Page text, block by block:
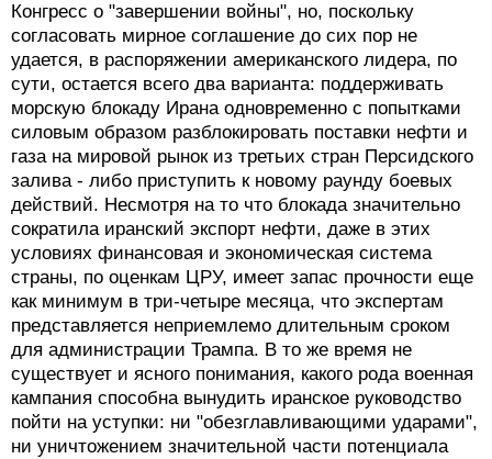
Конгресс о "завершении войны", но, поскольку
согласовать мирное соглашение до сих пор не
удается, в распоряжении американского лидера, по
сути, остается всего два варианта: поддерживать
морскую блокаду Ирана одновременно с попытками
силовым образом разблокировать поставки нефти и
газа на мировой рынок из третьих стран Персидского
залива - либо приступить к новому раунду боевых
действий. Несмотря на то что блокада значительно
сократила иранский экспорт нефти, даже в этих
условиях финансовая и экономическая система
страны, по оценкам ЦРУ, имеет запас прочности еще
как минимум в три-четыре месяца, что экспертам
представляется неприемлемо длительным сроком
для администрации Трампа. В то же время не
существует и ясного понимания, какого рода военная
кампания способна вынудить иранское руководство
пойти на уступки: ни "обезглавливающими ударами",
ни уничтожением значительной части потенциала